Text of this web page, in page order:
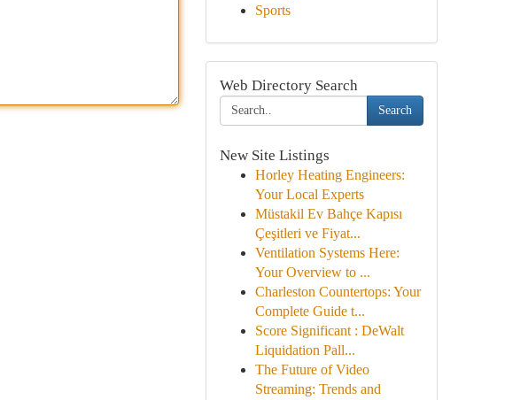
Sports
Web Directory Search
Search
New Site Listings
Horley Heating Engineers:
Your Local Experts
Müstakil Ev Bahçe Kapısı
Çeşitleri ve Fiyat...
Ventilation Systems Here:
Your Overview to ...
Charleston Countertops: Your
Complete Guide t...
Score Significant : DeWalt
Liquidation Pall...
The Future of Video
Streaming: Trends and